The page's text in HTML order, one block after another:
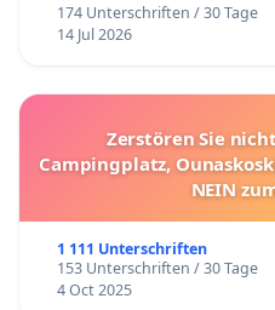
174 Unterschriften / 30 Tage
14 Jul 2026
Zerstören Sie
Campingplatz,
NEIN
1 111 Unterschriften
153 Unterschriften / 30 Tage
4 Oct 2025